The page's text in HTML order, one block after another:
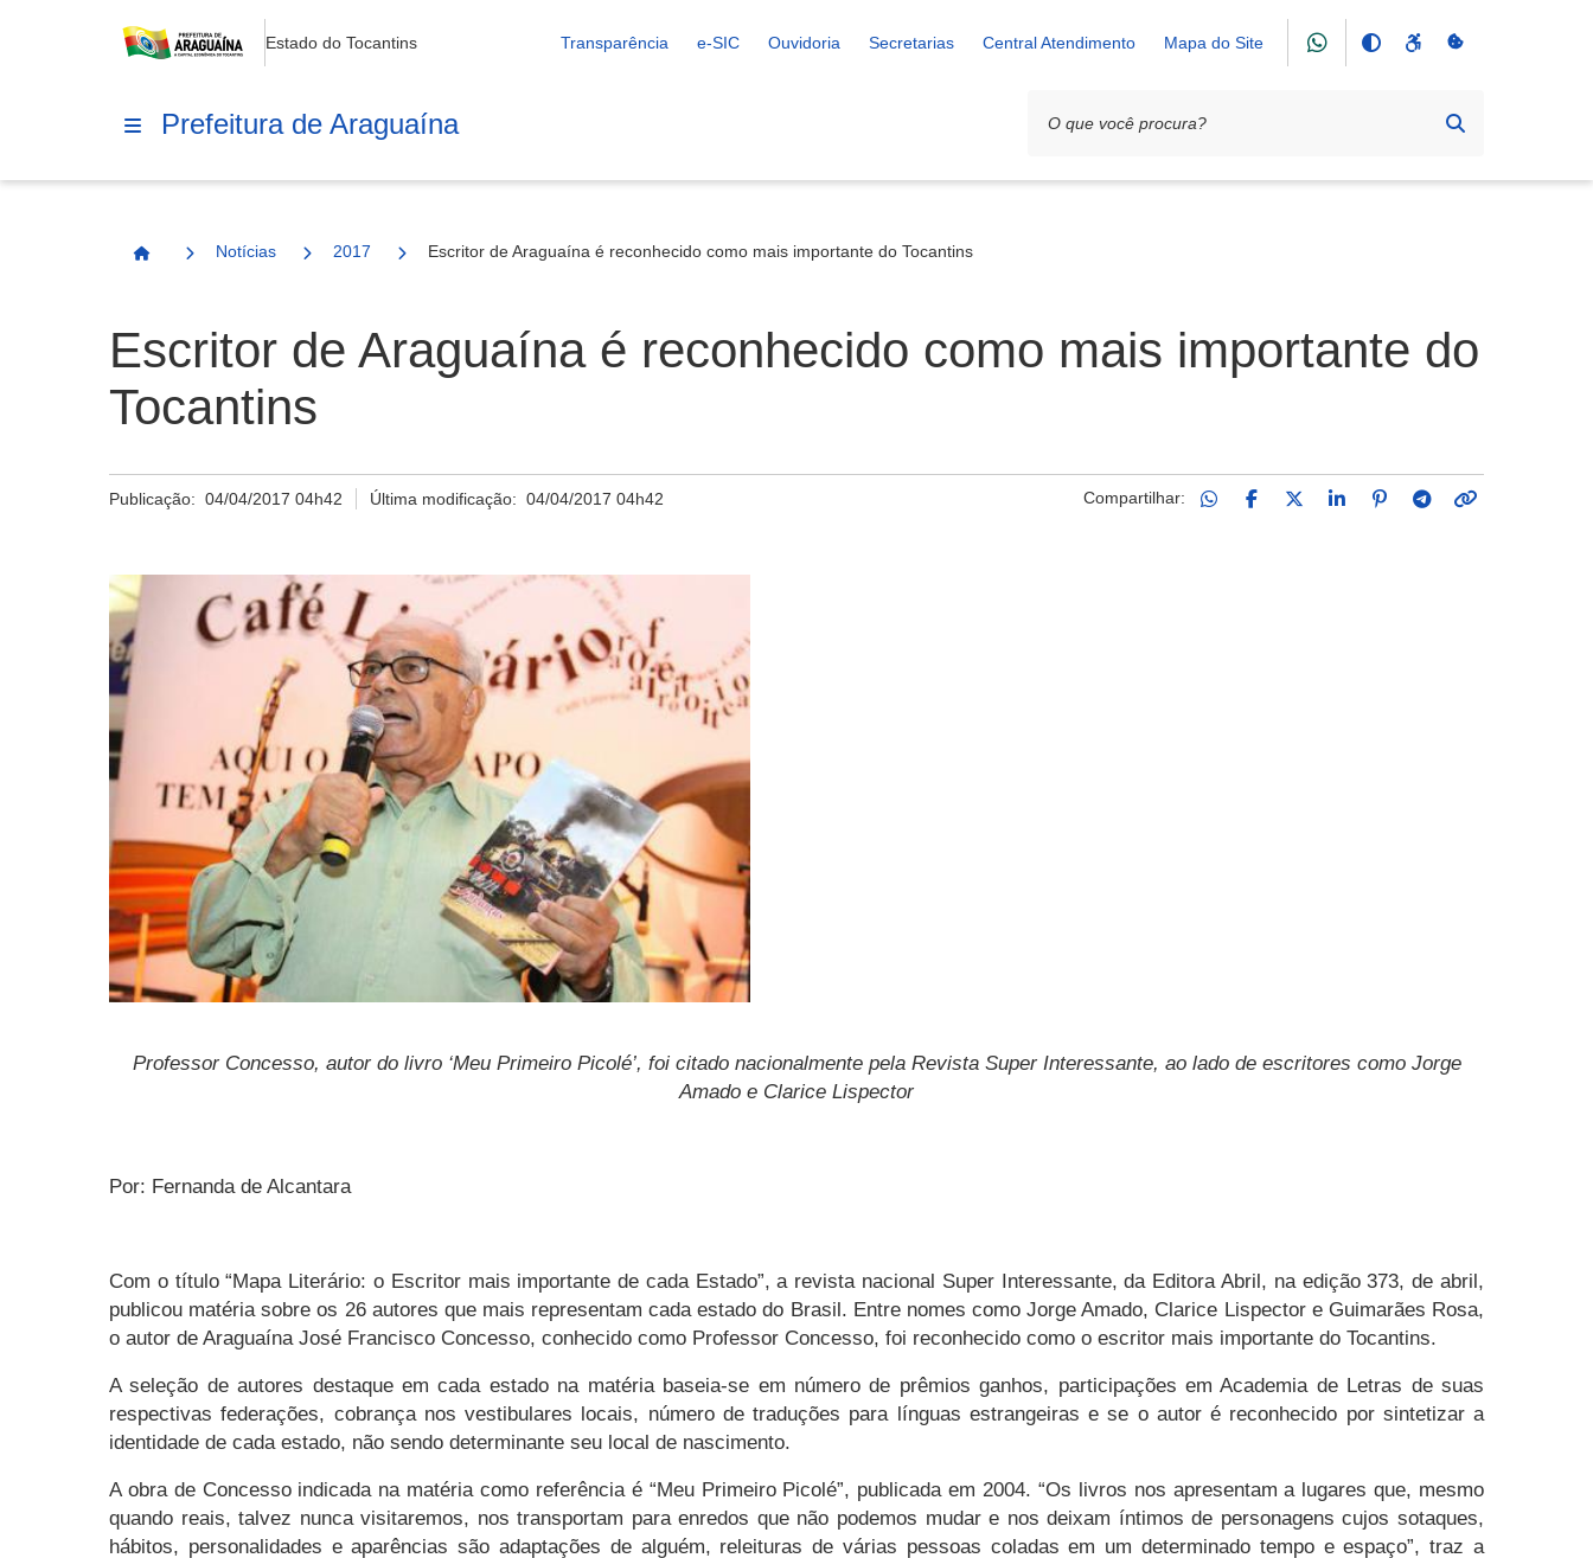
Estado do Tocantins Transparência e-SIC Ouvidoria Secretarias Central Atendimento Mapa do Site
Prefeitura de Araguaína
Página Inicial
Notícias 2017 Escritor de Araguaína é reconhecido como mais importante do Tocantins
Escritor de Araguaína é reconhecido como mais importante do
Tocantins
Publicação: 04/04/2017 04h42 Última modificação:04/04/2017 04h42 Compartilhar:
Professor Concesso, autor do livro ‘Meu Primeiro Picolé’, foi citado nacionalmente pela Revista Super Interessante, ao lado de escritores como Jorge
Amado e Clarice Lispector
Por: Fernanda de Alcantara
Com o título “Mapa Literário: o Escritor mais importante de cada Estado”, a revista nacional Super Interessante, da Editora Abril, na edição 373, de abril,
publicou matéria sobre os 26 autores que mais representam cada estado do Brasil. Entre nomes como Jorge Amado, Clarice Lispector e Guimarães Rosa,
o autor de Araguaína José Francisco Concesso, conhecido como Professor Concesso, foi reconhecido como o escritor mais importante do Tocantins.
A seleção de autores destaque em cada estado na matéria baseia-se em número de prêmios ganhos, participações em Academia de Letras de suas
respectivas federações, cobrança nos vestibulares locais, número de traduções para línguas estrangeiras e se o autor é reconhecido por sintetizar a
identidade de cada estado, não sendo determinante seu local de nascimento.
A obra de Concessoindicada na matéria como referência é “Meu Primeiro Picolé”, publicada em 2004. “Os livros nos apresentam a lugares que, mesmo
quando reais, talvez nunca visitaremos, nos transportam para enredos que não podemos mudar e nos deixam íntimos de personagens cujos sotaques,
hábitos, personalidades e aparências são adaptações de alguém, releituras de várias pessoas coladas em um determinado tempo e espaço”, traz a